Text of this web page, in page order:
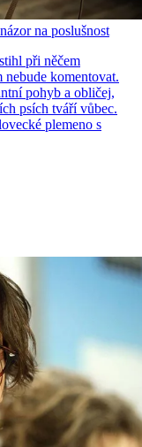
na poslušnost
při něčem
nebude komentovat.
pohyb a obličej,
psích tváří vůbec.
plemeno s